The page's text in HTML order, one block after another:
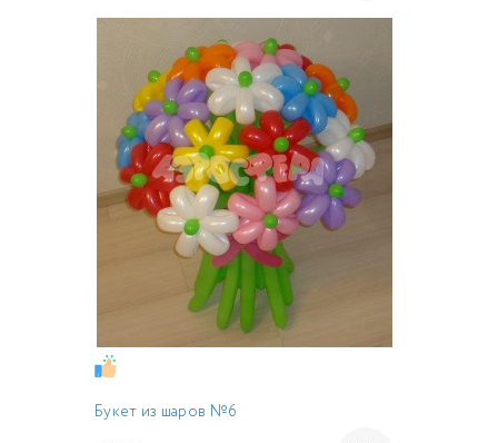
Букет из шаров №6